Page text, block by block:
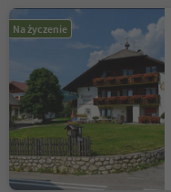
Na życzenie